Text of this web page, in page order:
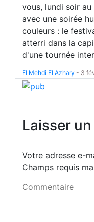
vous, lundi soir au
avec une soirée
couleurs : le
atterri dans la
d'une tournée
El Mehdi El Azhary - 3
Laisser
Votre adresse e-
Champs requis
Commentaire